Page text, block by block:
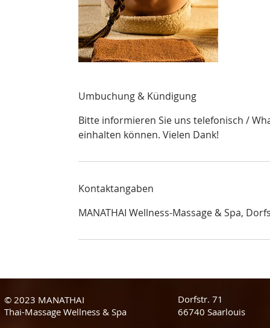
Umbuchung & Kündigung
Bitte informieren Sie uns telefonisch /
einhalten können. Vielen Dank!
Kontaktangaben
MANATHAI Wellness-Massage & Spa,
Dorfstr. 71
66740 Saarlouis
© 2023 MANATHAI
Thai-Massage Wellness & Spa